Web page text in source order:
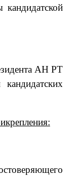
АН РТ